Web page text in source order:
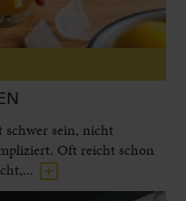
schwer sein, nicht
Oft reicht schon